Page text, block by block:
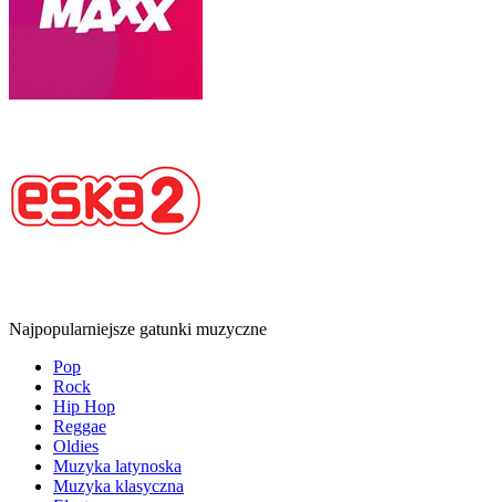
Najpopularniejsze gatunki muzyczne
Pop
Rock
Hip Hop
Reggae
Oldies
Muzyka latynoska
Muzyka klasyczna